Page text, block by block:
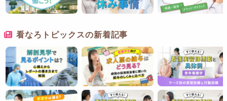
看なろトピックスの新着記事